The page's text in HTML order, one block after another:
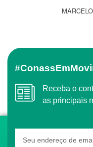
Receba o conteúdo semanal do Conass com
as principais